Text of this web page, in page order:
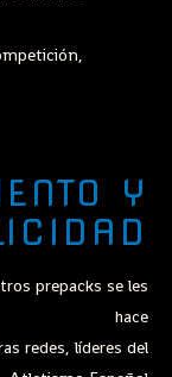
Y
prepacks se les
hace
redes, líderes del